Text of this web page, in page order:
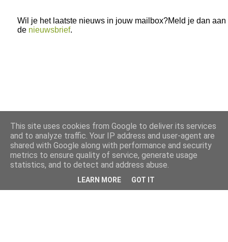
Wil je het laatste nieuws in jouw mailbox?Meld je dan aan
de nieuwsbrief.
This site uses cookies from Google to deliver its services
and to analyze traffic. Your IP address and user-agent are
shared with Google along with performance and security
metrics to ensure quality of service, generate usage
statistics, and to detect and address abuse.
LEARN MORE GOT IT